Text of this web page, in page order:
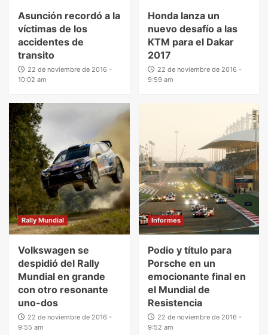
Asunción recordó a la
víctimas de los
accidentes de
transito
22 de noviembre de 2016 -
10:02 am
Honda lanza un
nuevo desafío a las
KTM para el Dakar
2017
22 de noviembre de 2016 -
9:59 am
Rally Mundial
Volkswagen se
despidió del Rally
Mundial en grande
con otro resonante
uno-dos
22 de noviembre de 2016 -
9:55 am
Informes
Podio y título para
Porsche en un
emocionante final en
el Mundial de
Resistencia
22 de noviembre de 2016 -
9:52 am